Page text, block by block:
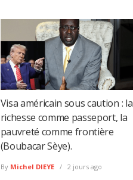
Visa américain sous caution : la
richesse comme passeport, la
pauvreté comme frontière
(Boubacar Sèye).
By Michel DIEYE 2 jours ago